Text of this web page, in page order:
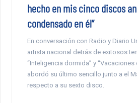
hecho en mis cinco discos
condensado en él”
En conversación con Radio y Diario
artista nacional detrás de exitosos
“Inteligencia dormida” y “Vacaciones
abordó su último sencillo junto a el
respecto a su sexto disco.